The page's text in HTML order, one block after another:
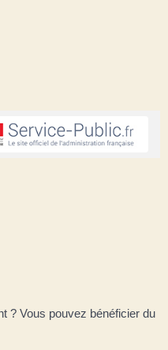
? Vous pouvez bénéficier du